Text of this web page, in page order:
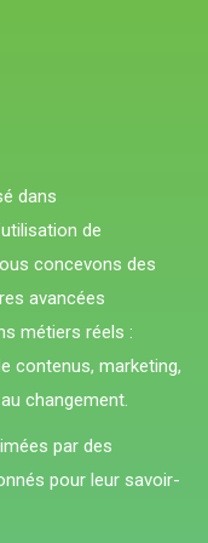
dans
de
concevons des
avancées
métiers réels :
contenus, marketing,
changement.
par des
pour leur savoir-